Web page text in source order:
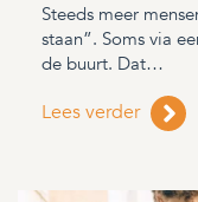
Steeds meer
staan”. Soms via
de buurt. Dat…
Lees verder